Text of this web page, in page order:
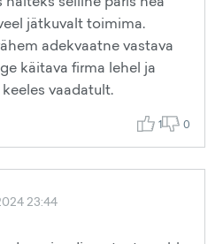
jätkuvalt toimima.
adekvaatne vastava
käitava firma lehel ja
vaadatult.
1 0
23:44